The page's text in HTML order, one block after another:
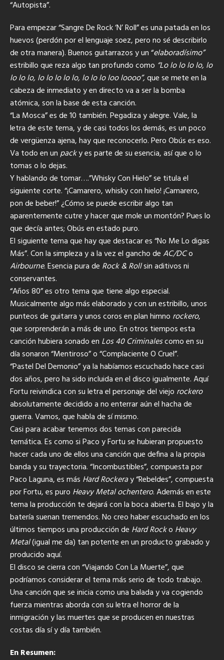
“Autopista”.
Para empezar “Sangre De Rock ‘N’ Roll” es una patada en los
huevos (perdón por el lenguaje soez, pero no sé describirlo
de otra manera). Buenos guitarrazos y un “elaboradísimo”
estribillo que reza algo tan profundo como “Lo lo lo lo lo, lo
lo lo lo, lo lo lo lo lo, lo lo lo loo loooo”,que se mete en la
cabeza de inmediato y en directo va a ser la bomba
atómica, son la base de esta canción.
“La Mosca” es de 10 también. Pegadiza y alegre. Vale, la
letra de este tema, y de casi todos los demás, es un poco
de vergüenza ajena, hay que reconocerlo. Pero Obús es eso.
Va todo en unpacky es parte de su esencia, así que o lo
tomas o lo dejas.
Y hablando de tomar….”Whisky Con Hielo” se titula el
siguiente corte. “¡Camarero, whisky con hielo! ¡Camarero,
pon de beber!” ¿Cómo se puede escribir algo tan
aparentemente cutre y hacer que mole un montón? Pues lo
que decía antes; Obús en estado puro.
El siguiente tema que hay que destacar es “No Me Lo digas
Más”. Con la simpleza y a la vez el gancho deAC/DCo
Airbourne. Esencia pura de Rock & Rollsin aditivos ni
conservantes.
“Años 80” es otro tema que tiene algo especial.
Musicalmente algo más elaborado y con un estribillo, unos
punteos de guitarra y unos coros en plan himno rockero,
que sorprenderán a más de uno. En otros tiempos esta
canción hubiera sonado en Los 40 Criminalescomo en su
día sonaron “Mentiroso” o “Complaciente O Cruel”.
“Pastel Del Demonio” ya la habíamos escuchado hace casi
dos años, pero ha sido incluida en el disco igualmente. Aquí
Fortu reivindica con su letra el personaje del viejo rockero
absolutamente decidido a no enterrar aún el hacha de
guerra. Vamos, que habla de sí mismo.
Casi para acabar tenemos dos temas con parecida
temática. Es como si Paco y Fortu se hubieran propuesto
hacer cada uno de ellos una canción que defina a la propia
banda y su trayectoria. “Incombustibles”, compuesta por
Paco Laguna, es más Hard Rockeray “Rebeldes”, compuesta
por Fortu, es puro Heavy Metal ochentero. Además en este
tema la producción te dejará con la boca abierta. El bajo y la
batería suenan tremendos. No creo haber escuchado en los
últimos tiempos una producción de Hard Rocko Heavy
Metal(igual me da) tan potente en un producto grabado y
producido aquí.
El disco se cierra con “Viajando Con La Muerte”, que
podríamos considerar el tema más serio de todo trabajo.
Una canción que se inicia como una balada y va cogiendo
fuerza mientras aborda con su letra el horror de la
inmigración y las muertes que se producen en nuestras
costas día sí y día también.
En Resumen: